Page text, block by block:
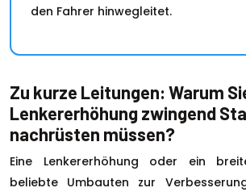
den Fahrer hinwegleitet.
Zu kurze Leitungen: Warum
Lenkererhöhung zwingend
nachrüsten müssen?
Eine Lenkererhöhung oder ein
beliebte Umbauten zur